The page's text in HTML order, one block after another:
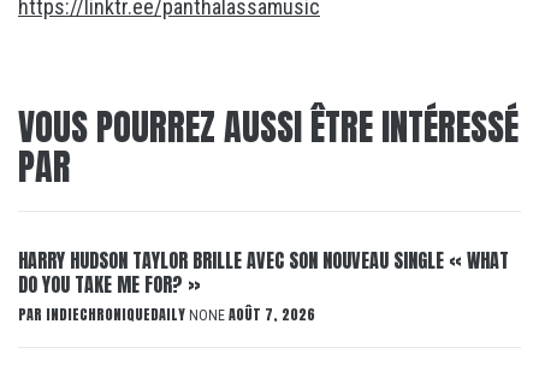
https://linktr.ee/panthalassamusic
VOUS POURREZ AUSSI ÊTRE INTÉRESSÉ
PAR
HARRY HUDSON TAYLOR BRILLE AVEC SON NOUVEAU SINGLE « WHAT
DO YOU TAKE ME FOR? »
PAR INDIECHRONIQUEDAILY NONE AOÛT 7, 2026